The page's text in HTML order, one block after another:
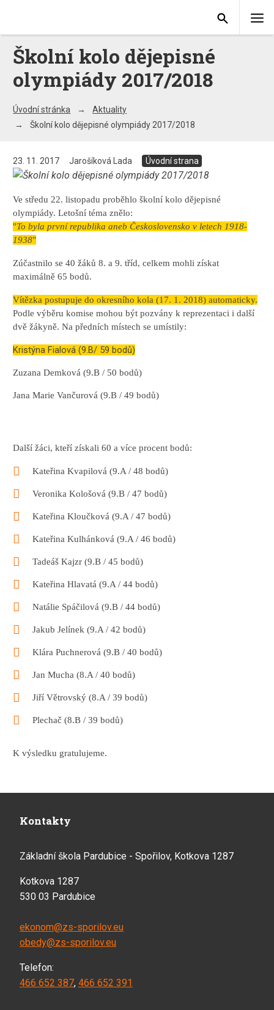
Školní kolo dějepisné
olympiády 2017/2018
Úvodní stránka
Aktuality
Školní kolo dějepisné olympiády 2017/2018
23. 11. 2017 Jarošíková Lada Úvodní strana
Ve středu 22. listopadu proběhlo školní kolo dějepisné
olympiády. Letošní téma znělo:
"To byla první republika aneb Československo v letech 1918-
1938"
Zúčastnilo se 40 žáků 8. a 9. tříd, celkem mohli získat
maximálně 65 bodů.
Vítězka postupuje do okresního kola (17. 1. 2018) automaticky.
Podle výběru komise mohou být pozvány k reprezentaci i další
dvě žákyně. Na předních místech se umístily:
Kristýna Fialová (9.B/ 59 bodů)
Zuzana Demková (9.B / 50 bodů)
Jana Marie Vančurová (9.B / 49 bodů)
Další žáci, kteří získali 60 a více procent bodů:
Kateřina Kvapilová (9.A / 48 bodů)
Veronika Kološová (9.B / 47 bodů)
Kateřina Kloučková (9.A / 47 bodů)
Kateřina Kulhánková (9.A / 46 bodů)
Tadeáš Kajzr (9.B / 45 bodů)
Kateřina Hlavatá (9.A / 44 bodů)
Natálie Spáčilová (9.B / 44 bodů)
Jakub Jelínek (9.A / 42 bodů)
Klára Puchnerová (9.B / 40 bodů)
Jan Mucha (8.A / 40 bodů)
Jiří Větrovský (8.A / 39 bodů)
Plechač (8.B / 39 bodů)
K výsledku gratulujeme.
Kontakty
Základní škola Pardubice - Spořilov, Kotkova 1287
Kotkova 1287
530 03 Pardubice
ekonom@zs-sporilov.eu
obedy@zs-sporilov.eu
Telefon:
466 652 387, 466 652 391